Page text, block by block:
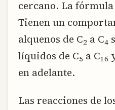
cercano. La fórmula
Tienen un
alquenos de C2 a C4
líquidos de C5 a C16
en adelante.
Las reacciones de